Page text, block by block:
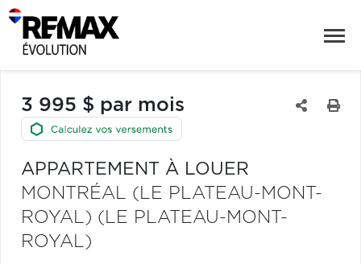
3 995 $ par mois
APPARTEMENT À LOUER
MONTRÉAL (LE PLATEAU-MONT-
ROYAL) (LE PLATEAU-MONT-
ROYAL)